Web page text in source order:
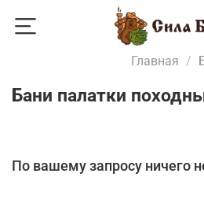
Главная
Бани палатки
По вашему запросу ничего